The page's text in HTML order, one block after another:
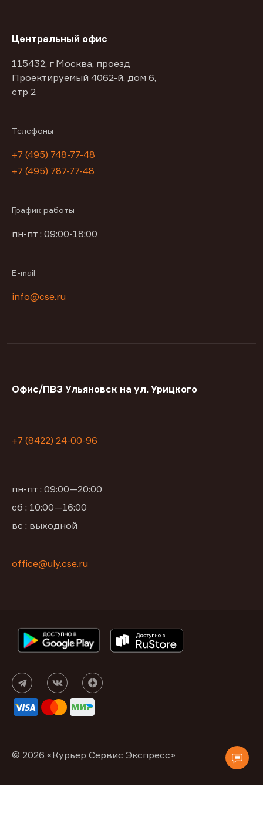
Центральный офис
115432, г Москва, проезд
Проектируемый 4062-й, дом 6,
стр 2
Телефоны
+7 (495) 748-77-48
+7 (495) 787-77-48
График работы
пн-пт : 09:00-18:00
E-mail
info@cse.ru
Офис/ПВЗ Ульяновск на ул. Урицкого
+7 (8422) 24-00-96
пн-пт : 09:00—20:00
сб : 10:00—16:00
вс : выходной
office@uly.cse.ru
© 2026 «Курьер Сервис Экспресс»